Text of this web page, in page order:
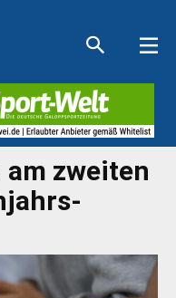
zweiten